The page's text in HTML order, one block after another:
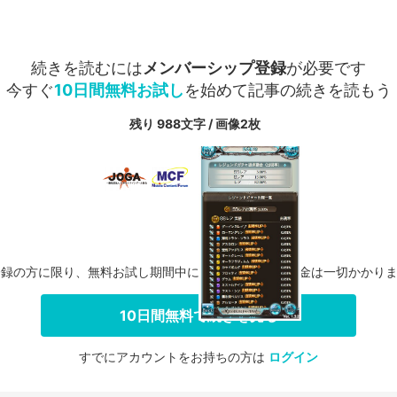
続きを読むにはメンバーシップ登録が必要です
今すぐ10日間無料お試しを始めて記事の続きを読もう
残り 988文字 / 画像2枚
の方に限り、無料お試し期間中に解約した場合、料金は一切かかり
10日間無料で続きを見る
すでにアカウントをお持ちの方は ログイン